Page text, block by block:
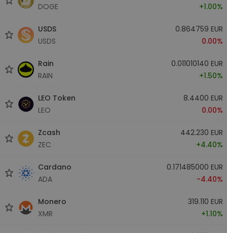
DOGE
+1.00%
USDS
USDS
0.864759 EUR
0.00%
Rain
RAIN
0.011010140 EUR
+1.50%
LEO Token
LEO
8.4400 EUR
0.00%
Zcash
ZEC
442.230 EUR
+4.40%
Cardano
ADA
0.171485000 EUR
-4.40%
Monero
XMR
319.110 EUR
+1.10%